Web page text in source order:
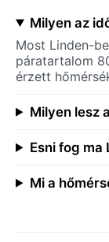
Milyen az
Most Linden-
páratartalom
érzett
Milyen lesz
Esni fog ma
Mi a